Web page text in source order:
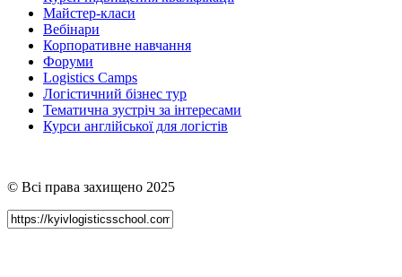
Майстер-класи
Вебінари
Корпоративне навчання
Форуми
Logistics Camps
Логістичний бізнес тур
Тематична зустріч за інтересами
Курси англійської для логістів
© Всі права захищено 2025